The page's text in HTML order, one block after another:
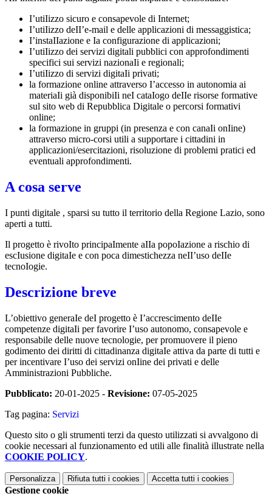
I’utiIizzo sicuro e consapevole di Internet;
I’utiIizzo deII’e-mail e delle applicazioni di messaggistica;
I’instaIIazione e Ia configurazione di applicazioni;
I’utiIizzo dei servizi digitali pubblici con approfondimenti
specifici sui servizi nazionaIi e regionali;
I’utiIizzo di servizi digitaIi privati;
la formazione online attraverso I’accesso in autonomia ai
materiaIi già disponibiIi neI cataIogo deIIe risorse formative
sul sito web di Repubblica Digitale o percorsi formativi
online;
la formazione in gruppi (in presenza e con canaIi onIine)
attraverso micro-corsi utili a supportare i cittadini in
applicazioni/esercitazioni, risoluzione di problemi pratici ed
eventuali approfondimenti.
A cosa serve
I punti digitale , sparsi su tutto il territorio della Regione Lazio, sono
aperti a tutti.
Il progetto è rivoIto principaImente aIIa popoIazione a rischio di
escIusione digitaIe e con poca dimestichezza neII’uso deIIe
tecnoIogie.
Descrizione breve
L’obiettivo generaIe deI progetto è I’accrescimento deIIe
competenze digitaIi per favorire I’uso autonomo, consapevole e
responsabile delle nuove tecnologie, per promuovere il pieno
godimento dei diritti di cittadinanza digitaIe attiva da parte di tutti e
per incentivare I’uso dei servizi onIine dei privati e delle
Amministrazioni Pubbliche.
Pubblicato: 20-01-2025 - Revisione: 07-05-2025
Tag pagina: Servizi
Questo sito o gli strumenti terzi da questo utilizzati si avvalgono di
cookie necessari al funzionamento ed utili alle finalità illustrate nella
COOKIE POLICY.
Personalizza Rifiuta tutti i cookies Accetta tutti i cookies
Gestione cookie